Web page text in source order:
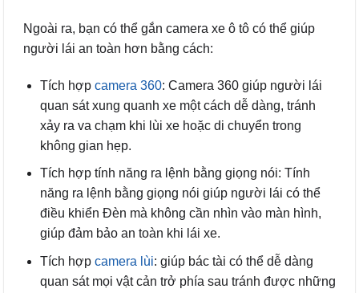
Ngoài ra, bạn có thể gắn camera xe ô tô có thể giúp
người lái an toàn hơn bằng cách:
Tích hợp camera 360: Camera 360 giúp người lái
quan sát xung quanh xe một cách dễ dàng, tránh
xảy ra va chạm khi lùi xe hoặc di chuyển trong
không gian hẹp.
Tích hợp tính năng ra lệnh bằng giọng nói: Tính
năng ra lệnh bằng giọng nói giúp người lái có thể
điều khiển Đèn mà không cần nhìn vào màn hình,
giúp đảm bảo an toàn khi lái xe.
Tích hợp camera lùi: giúp bác tài có thể dễ dàng
quan sát mọi vật cản trở phía sau tránh được những